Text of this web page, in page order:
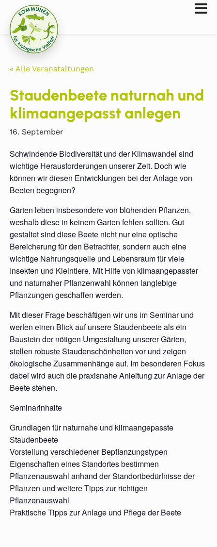
« Alle Veranstaltungen
Staudenbeete naturnah und
klimaangepasst anlegen
16. September
Schwindende Biodiversität und der Klimawandel sind
wichtige Herausforderungen unserer Zeit. Doch wie
können wir diesen Entwicklungen bei der Anlage von
Beeten begegnen?
Gärten leben insbesondere von blühenden Pflanzen,
weshalb diese in keinem Garten fehlen sollten. Gut
gestaltet sind diese Beete nicht nur eine optische
Bereicherung für den Betrachter, sondern auch eine
wichtige Nahrungsquelle und Lebensraum für viele
Insekten und Kleintiere. Mit Hilfe von klimaangepasster
und naturnaher Pflanzenwahl können langlebige
Pflanzungen geschaffen werden.
Mit dieser Frage beschäftigen wir uns im Seminar und
werfen einen Blick auf unsere Staudenbeete als ein
Baustein der nötigen Umgestaltung unserer Gärten,
stellen robuste Staudenschönheiten vor und zeigen
ökologische Zusammenhänge auf. Im besonderen Fokus
dabei wird auch die praxisnahe Anleitung zur Anlage der
Beete stehen.
Seminarinhalte
Grundlagen für naturnahe und klimaangepasste
Staudenbeete
Vorstellung verschiedener Bepflanzungstypen
Eigenschaften eines Standortes bestimmen
Pflanzenauswahl anhand der Standortbedürfnisse der
Pflanzen und weitere Tipps zur richtigen
Pflanzenauswahl
Praktische Tipps zur Anlage und Pflege der Beete